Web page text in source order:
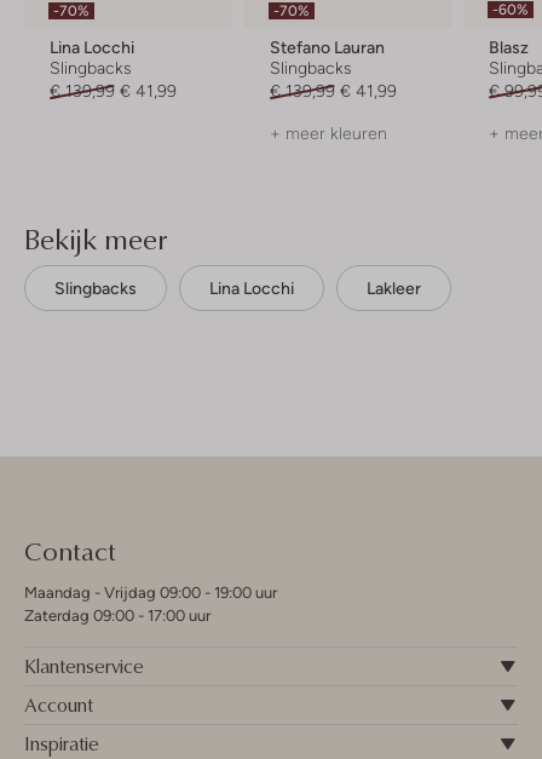
-70%
Lina Locchi
Slingbacks
€ 139,99 € 41,99
-70%
Stefano Lauran
Slingbacks
€ 139,99 € 41,99
+ meer kleuren
-60%
Blasz
€
+
Bekijk meer
Slingbacks Lina Locchi Lakleer
Contact
Maandag - Vrijdag 09:00 - 19:00 uur
Zaterdag 09:00 - 17:00 uur
Klantenservice
Account
Inspiratie